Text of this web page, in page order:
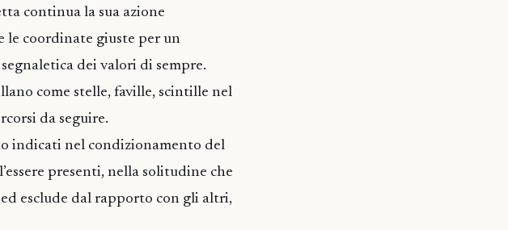
continua la sua azione
le coordinate giuste per un
dei valori di sempre.
come stelle, faville, scintille nel
da seguire.
indicati nel condizionamento del
presenti, nella solitudine che
esclude dal rapporto con gli altri,